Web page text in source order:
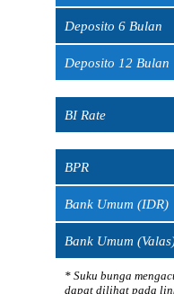
Deposito 6 Bulan
Deposito 12 Bulan
BI Rate
BPR
Bank Umum (IDR)
Bank Umum
* Suku bunga
dapat dilihat pada